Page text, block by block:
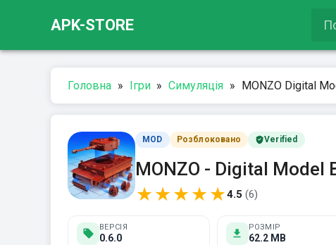
APK-STORE
Головна » Ігри » Симуляція » MONZO Digital
MOD Розблоковано Verified
MONZO - Digital Model
★★★★★4.5 (6)
ВЕРСІЯ
0.6.0
РОЗМІР
62.2 MB